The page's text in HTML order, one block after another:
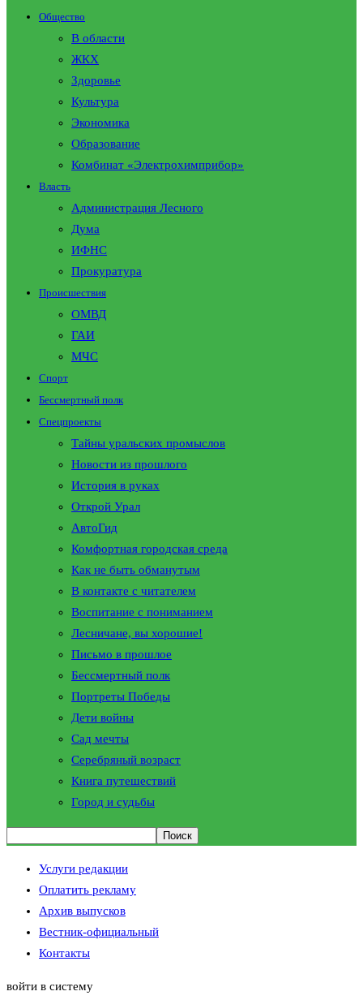
Общество
В области
ЖКХ
Здоровье
Культура
Экономика
Образование
Комбинат «Электрохимприбор»
Власть
Администрация Лесного
Дума
ИФНС
Прокуратура
Происшествия
ОМВД
ГАИ
МЧС
Спорт
Бессмертный полк
Спецпроекты
Тайны уральских промыслов
Новости из прошлого
История в руках
Открой Урал
АвтоГид
Комфортная городская среда
Как не быть обманутым
В контакте с читателем
Воспитание с пониманием
Лесничане, вы хорошие!
Письмо в прошлое
Бессмертный полк
Портреты Победы
Дети войны
Сад мечты
Серебряный возраст
Книга путешествий
Город и судьбы
Услуги редакции
Оплатить рекламу
Архив выпусков
Вестник-официальный
Контакты
войти в систему